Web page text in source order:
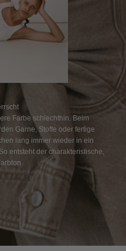
Farbe schlechthin. Beim
Garne, Stoffe oder fertige
lang immer wieder in ein
entsteht der charakteristische,
zu Element 1
zu Element 2
zu Element 3